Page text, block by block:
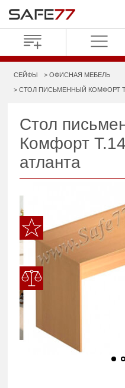
СЕЙФЫ ОФИСНАЯ МЕБЕЛЬ
СТОЛ ПИСЬМЕННЫЙ КОМФОРТ
Стол
Комфорт
атланта